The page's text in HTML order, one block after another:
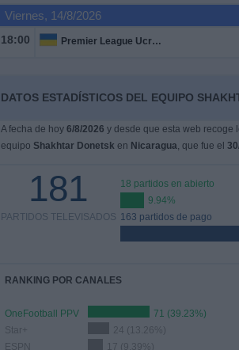
Viernes, 14/8/2026
18:00 Premier League Ucrania
DATOS ESTADÍSTICOS DEL EQUIPO
A fecha de hoy 6/8/2026 y desde que esta web recoge
equipo Shakhtar Donetsk en Nicaragua, que fue el
181
PARTIDOS TELEVISADOS
18 partidos en abierto
9.94%
163 partidos de pago
RANKING POR CANALES
OneFootball PPV
71 (39.23%)
Star+
24 (13.26%)
ESPN
17 (9.39%)